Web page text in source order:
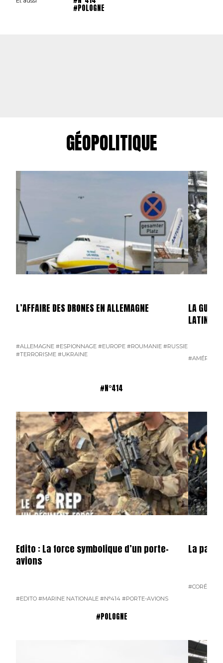
#POLOGNE
GÉOPOLITIQUE
L’AFFAIRE DES DRONES EN ALLEMAGNE
#ALLEMAGNE #ESPIONNAGE #EUROPE #ROUMANIE #RUSSIE
#TERRORISME #UKRAINE
LA
LATINE
#N°414
Edito : La force symbolique d’un porte-
avions
#EDITO #MARINE NATIONALE #N°414 #PORTE-AVIONS
La
#CORÉE DU
#POLOGNE